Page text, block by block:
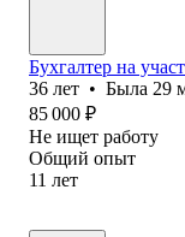
Бухгалтер на
36 лет • Была 29
85 000 ₽
Не ищет работу
Общий опыт
11 лет